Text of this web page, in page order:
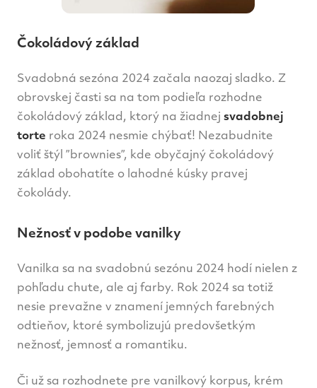
Čokoládový základ
Svadobná sezóna 2024 začala naozaj sladko. Z
obrovskej časti sa na tom podieľa rozhodne
čokoládový základ, ktorý na žiadnej svadobnej
torte roka 2024 nesmie chýbať! Nezabudnite
voliť štýl ”brownies”, kde obyčajný čokoládový
základ obohatíte o lahodné kúsky pravej
čokolády.
Nežnosť v podobe vanilky
Vanilka sa na svadobnú sezónu 2024 hodí nielen z
pohľadu chute, ale aj farby. Rok 2024 sa totiž
nesie prevažne v znamení jemných farebných
odtieňov, ktoré symbolizujú predovšetkým
nežnosť, jemnosť a romantiku.
Či už sa rozhodnete pre vanilkový korpus, krém